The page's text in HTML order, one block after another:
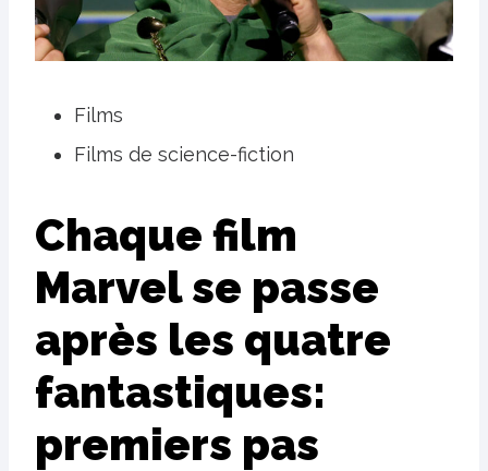
Films
Films de science-fiction
Chaque film
Marvel se passe
après les quatre
fantastiques:
premiers pas